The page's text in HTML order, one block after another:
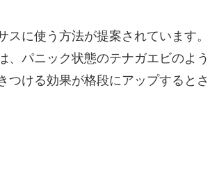
に使う方法が提案されています。
、パニック状態のテナガエビのよう
つける効果が格段にアップするとさ